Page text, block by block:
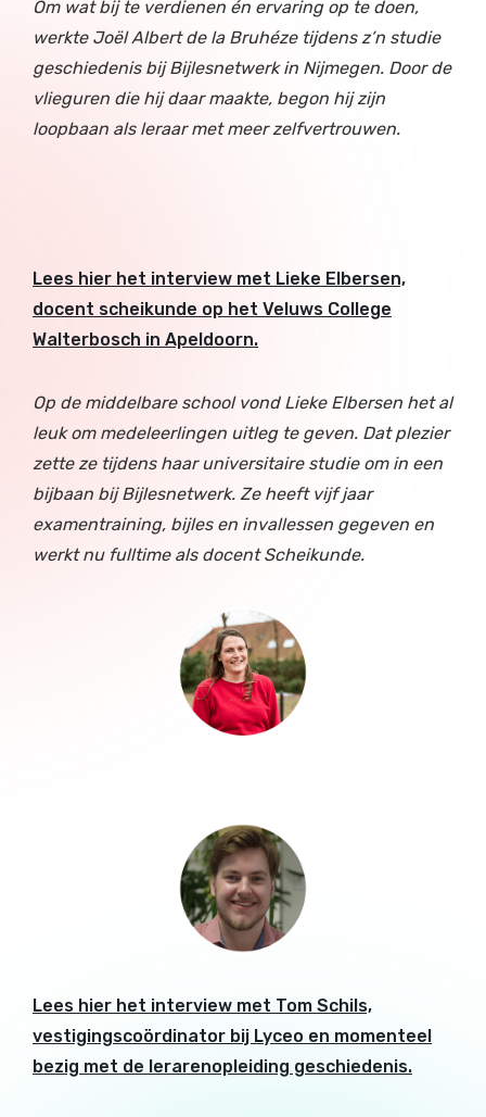
Om wat bij te verdienen én ervaring op te doen,
werkte Joël Albert de la Bruhéze tijdens z’n studie
geschiedenis bij Bijlesnetwerk in Nijmegen. Door de
vlieguren die hij daar maakte, begon hij zijn
loopbaan als leraar met meer zelfvertrouwen.
Lees hier het interview met Lieke Elbersen,
docent scheikunde op het Veluws College
Walterbosch in Apeldoorn.
Op de middelbare school vond Lieke Elbersen het al
leuk om medeleerlingen uitleg te geven. Dat plezier
zette ze tijdens haar universitaire studie om in een
bijbaan bij Bijlesnetwerk. Ze heeft vijf jaar
examentraining, bijles en invallessen gegeven en
werkt nu fulltime als docent Scheikunde.
Lees hier het interview met Tom Schils,
vestigingscoördinator bij Lyceo en momenteel
bezig met de lerarenopleiding geschiedenis.